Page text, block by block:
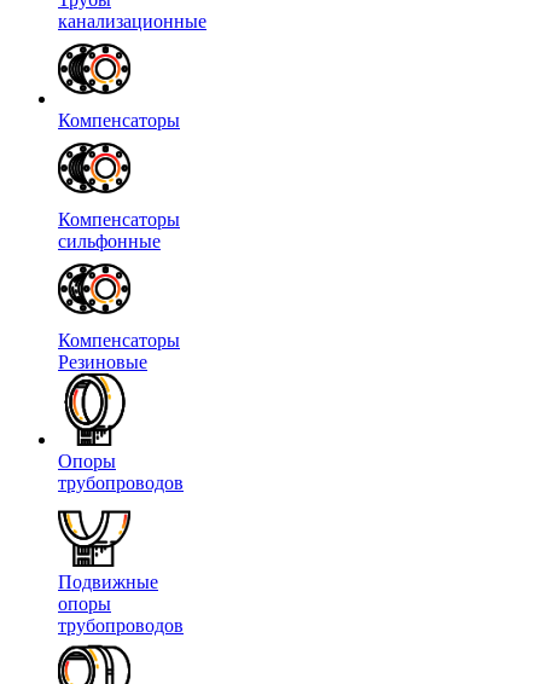
канализационные
Компенсаторы
Компенсаторы
сильфонные
Компенсаторы
Резиновые
Опоры
трубопроводов
Подвижные
опоры
трубопроводов